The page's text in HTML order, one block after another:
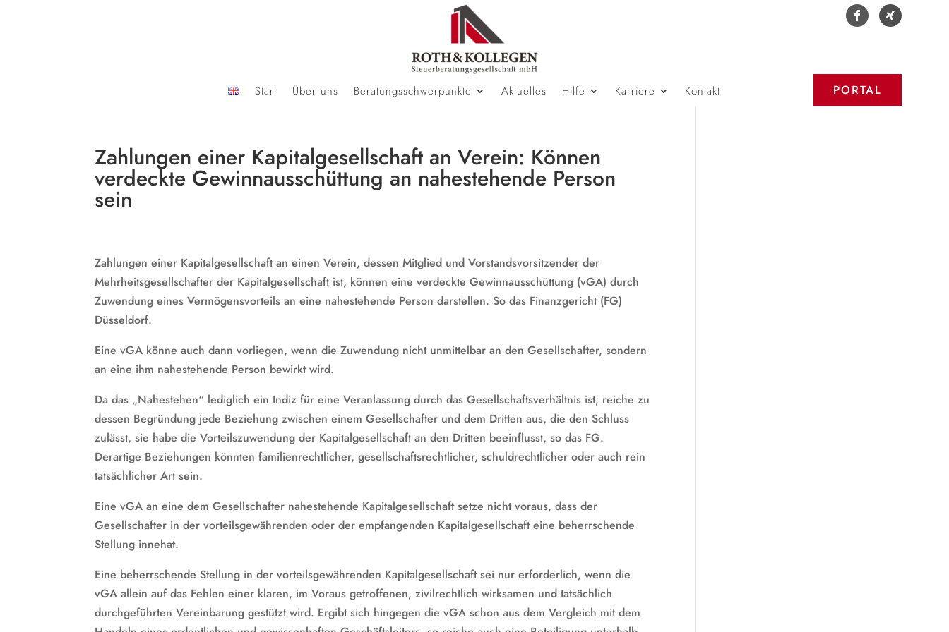
Start Über uns Beratungsschwerpunkte Aktuelles Hilfe Karriere Kontakt PORTAL
Zahlungen einer Kapitalgesellschaft an Verein: Können
verdeckte Gewinnausschüttung an nahestehende Person
sein
Zahlungen einer Kapitalgesellschaft an einen Verein, dessen Mitglied und Vorstandsvorsitzender der
Mehrheitsgesellschafter der Kapitalgesellschaft ist, können eine verdeckte Gewinnausschüttung (vGA) durch
Zuwendung eines Vermögensvorteils an eine nahestehende Person darstellen. So das Finanzgericht (FG)
Düsseldorf.
Eine vGA könne auch dann vorliegen, wenn die Zuwendung nicht unmittelbar an den Gesellschafter, sondern
an eine ihm nahestehende Person bewirkt wird.
Da das „Nahestehen“ lediglich ein Indiz für eine Veranlassung durch das Gesellschaftsverhältnis ist, reiche zu
dessen Begründung jede Beziehung zwischen einem Gesellschafter und dem Dritten aus, die den Schluss
zulässt, sie habe die Vorteilszuwendung der Kapitalgesellschaft an den Dritten beeinflusst, so das FG.
Derartige Beziehungen könnten familienrechtlicher, gesellschaftsrechtlicher, schuldrechtlicher oder auch rein
tatsächlicher Art sein.
Eine vGA an eine dem Gesellschafter nahestehende Kapitalgesellschaft setze nicht voraus, dass der
Gesellschafter in der vorteilsgewährenden oder der empfangenden Kapitalgesellschaft eine beherrschende
Stellung innehat.
Eine beherrschende Stellung in der vorteilsgewährenden Kapitalgesellschaft sei nur erforderlich, wenn die
vGA allein auf das Fehlen einer klaren, im Voraus getroffenen, zivilrechtlich wirksamen und tatsächlich
durchgeführten Vereinbarung gestützt wird. Ergibt sich hingegen die vGA schon aus dem Vergleich mit dem